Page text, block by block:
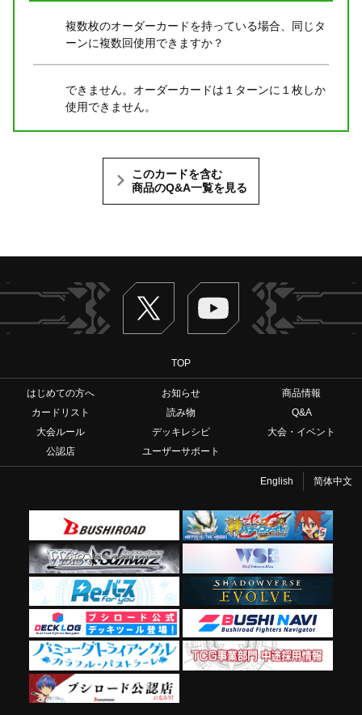
複数枚のオーダーカードを持っている場合、同じタ
ーンに複数回使用できますか？
できません。オーダーカードは１ターンに１枚しか
使用できません。
このカードを含む
商品のQ&A一覧を見る
Twitter ヴァンガードch
TOP
はじめての方へ お知らせ
商品情報
カードリスト
読み物
Q&A
大会ルール
デッキレシピ
大会・イベント
公認店
ユーザーサポート
English 简体中文